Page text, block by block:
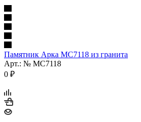
Памятник Арка МС7118 из гранита
Арт.: № МС7118
0 ₽